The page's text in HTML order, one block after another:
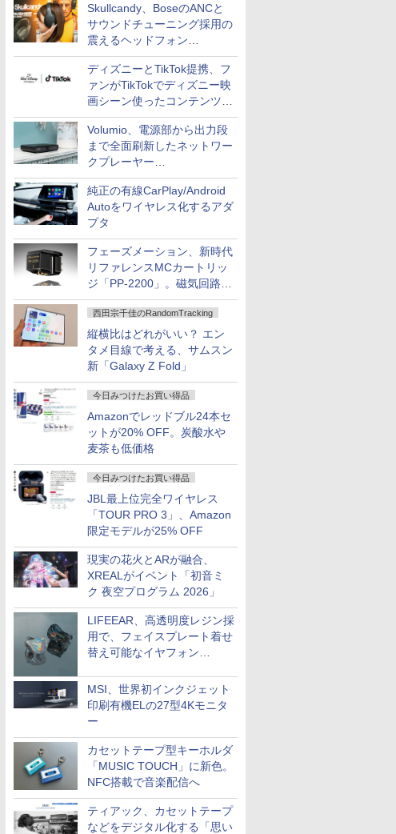
Skullcandy、BoseのANCと
サウンドチューニング採用の
震えるヘッドフォン
「Crusher 1080 ANC」
ディズニーとTikTok提携、フ
ァンがTikTokでディズニー映
画シーン使ったコンテンツ制
作、Disney+にも配信
Volumio、電源部から出力段
まで全面刷新したネットワー
クプレーヤー
「Primo（2026）」
純正の有線CarPlay/Android
Autoをワイヤレス化するアダ
プタ
フェーズメーション、新時代
リファレンスMCカートリッ
ジ「PP-2200」。磁気回路や
ハウジングを根本から見直し
西田宗千佳のRandomTracking
縦横比はどれがいい？ エン
タメ目線で考える、サムスン
新「Galaxy Z Fold」
今日みつけたお買い得品
Amazonでレッドブル24本セ
ットが20% OFF。炭酸水や
麦茶も低価格
今日みつけたお買い得品
JBL最上位完全ワイヤレス
「TOUR PRO 3」、Amazon
限定モデルが25% OFF
現実の花火とARが融合、
XREALがイベント「初音ミ
ク 夜空プログラム 2026」
LIFEEAR、高透明度レジン採
用で、フェイスプレート着せ
替え可能なイヤフォン
MSI、世界初インクジェット
印刷有機ELの27型4Kモニタ
ー
カセットテープ型キーホルダ
「MUSIC TOUCH」に新色。
NFC搭載で音楽配信へ
ティアック、カセットテープ
などをデジタル化する「思い